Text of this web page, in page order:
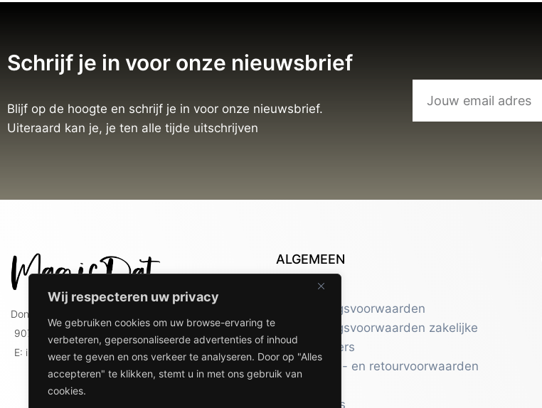
Wij respecteren uw privacy
We gebruiken cookies om uw browse-ervaring te
verbeteren, gepersonaliseerde advertenties of inhoud
weer te geven en ons verkeer te analyseren. Door op "Alles
accepteren" te klikken, stemt u in met ons gebruik van
cookies.
Schrijf je in voor onze nieuwsbrief
Blijf op de hoogte en schrijf je in voor onze nieuwsbrief.
Uiteraard kan je, je ten alle tijde uitschrijven
Doniaweg 9
9074 AE Hallum
E: info@magicdat.nl
ALGEMEEN
Contact
Leveringsvoorwaarden
Leveringsvoorwaarden zakelijke
gebruikers
Verzend- en retourvoorwaarden
Over ons